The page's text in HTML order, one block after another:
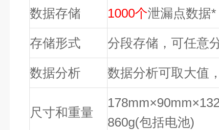
数据存储 1000个泄漏点数据*
存储形式 分段存储，可任意
数据分析 数据分析可取大值
尺寸和重量
178mm
860g(包括电池)